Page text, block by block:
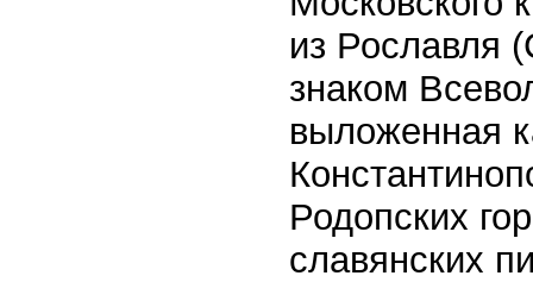
из Рославля
знаком
выложенная
Родопских
славянских